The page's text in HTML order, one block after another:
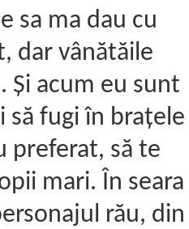
sa ma dau cu
dar vânătăile
Și acum eu sunt
să fugi în brațele
preferat, să te
mari. În seara
rău, din